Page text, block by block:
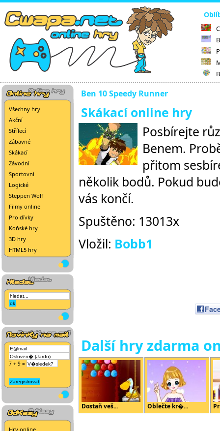
Všechny hry
Akční
Střílecí
Zábavné
Skákací
Závodní
Sportovní
Logické
Steppen Wolf
Filmy online
Pro dívky
Koňské hry
3D hry
HTML5 hry
7 + 9 =
Hry online
Ben 10 Speedy Runner
Skákací online hry
Posbírejte
Benem.
přitom
několik bodů. Pokud
vás končí.
Spuštěno: 13013x
Vložil: Bobb1
Další hry zdarma
Dostaň veš... Oblečte kr�...